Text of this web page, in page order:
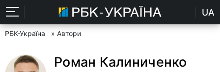
UA
РБК-Україна » Автори
Роман Калиниченко